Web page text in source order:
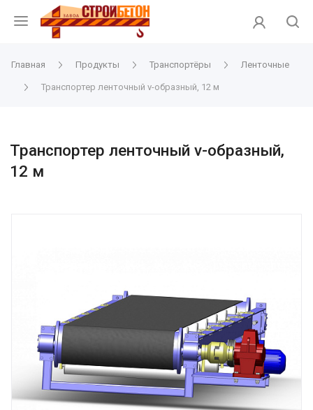
Главная Продукты Транспортёры Ленточные
Транспортер ленточный v-образный, 12 м
Транспортер ленточный v-образный,
12 м